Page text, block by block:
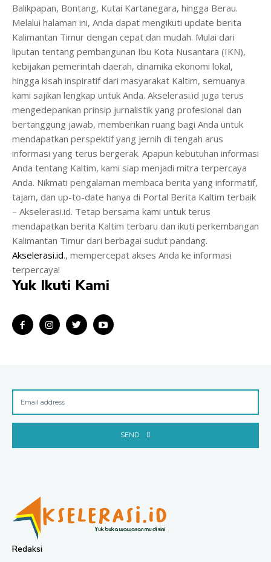
Balikpapan, Bontang, Kutai Kartanegara, hingga Berau.
Melalui halaman ini, Anda dapat mengikuti update berita
Kalimantan Timur dengan cepat dan mudah. Mulai dari
liputan tentang pembangunan Ibu Kota Nusantara (IKN),
kebijakan pemerintah daerah, dinamika ekonomi lokal,
hingga kisah inspiratif dari masyarakat Kaltim, semuanya
kami sajikan lengkap untuk Anda. Akselerasi.id juga terus
mengedepankan prinsip jurnalistik yang profesional dan
bertanggung jawab, memberikan ruang bagi Anda untuk
mendapatkan perspektif yang jernih di tengah arus
informasi yang terus bergerak. Apapun kebutuhan informasi
Anda tentang Kaltim, kami siap menjadi mitra terpercaya
Anda. Nikmati pengalaman membaca berita yang informatif,
tajam, dan up-to-date hanya di Portal Berita Kaltim terbaik
– Akselerasi.id. Tetap bersama kami untuk terus
mendapatkan berita Kaltim terbaru dan ikuti perkembangan
Kalimantan Timur dari berbagai sudut pandang.
Akselerasi.id., mempercepat akses Anda ke informasi
terpercaya!
Yuk Ikuti Kami
SEND
Redaksi